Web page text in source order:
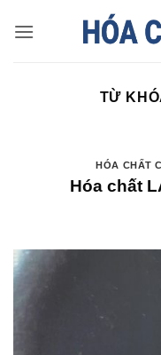
TỪ
HÓA CHẤT
Hóa chất